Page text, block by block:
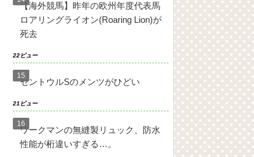
【海外競馬】昨年の欧州年度代表馬
ロアリングライオン(Roaring Lion)が
死去
22ビュー
セントウルSのメンツがひどい
21ビュー
ワークマンの無縫製リュック、防水
性能が桁違いすぎる…。